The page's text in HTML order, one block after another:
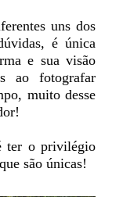
uns dos
é única
e sua visão
ao fotografar
muito desse
ter o privilégio
são únicas!